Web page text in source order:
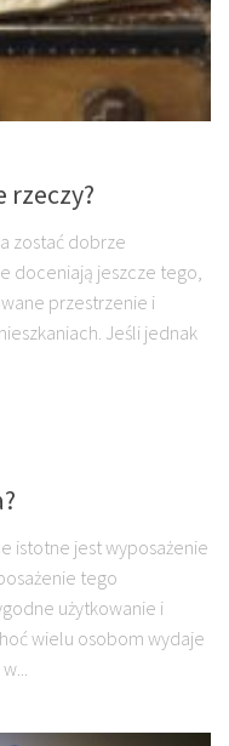
rzeczy?
zostać dobrze
doceniają jeszcze tego,
przestrzenie i
Jeśli jednak
istotne jest wyposażenie
tego
użytkowanie i
wielu osobom wydaje